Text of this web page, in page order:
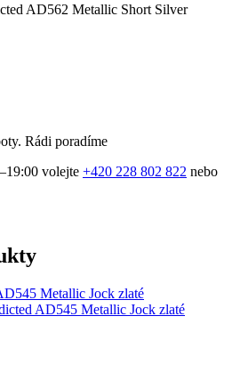
AD562 Metallic Short Silver
Rádi poradíme
volejte +420 228 802 822 nebo
AD545 Metallic Jock zlaté